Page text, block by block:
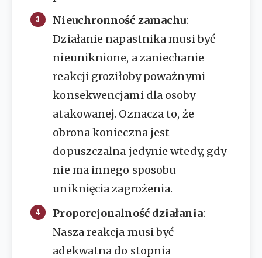
Nieuchronność zamachu:
Działanie napastnika musi być
nieuniknione, a zaniechanie
reakcji groziłoby poważnymi
konsekwencjami dla osoby
atakowanej. Oznacza to, że
obrona konieczna jest
dopuszczalna jedynie wtedy, gdy
nie ma innego sposobu
uniknięcia zagrożenia.
Proporcjonalność działania:
Nasza reakcja musi być
adekwatna do stopnia